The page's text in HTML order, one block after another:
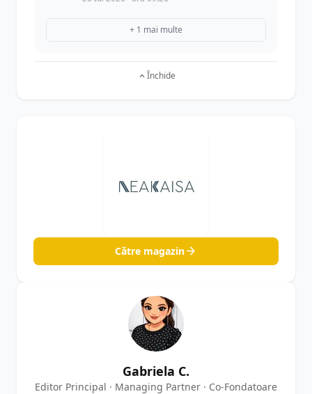
+ 1 mai multe
Închide
Către magazin
Gabriela C.
Editor Principal · Managing Partner · Co-Fondatoare